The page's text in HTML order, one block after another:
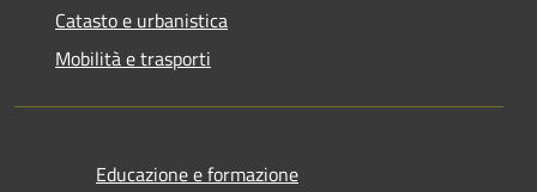
Catasto e urbanistica
Mobilità e trasporti
Educazione e formazione